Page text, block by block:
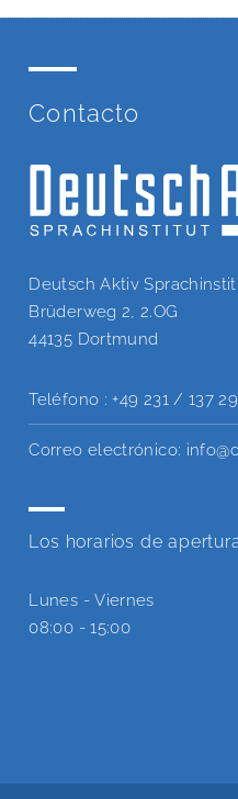
Contacto
Deutsch Aktiv
Brüderweg 2, 2.OG
44135 Dortmund
Teléfono :+49 231 / 137
Correo electrónico:
Los horarios de
Lunes - Viernes
08:00 - 15:00